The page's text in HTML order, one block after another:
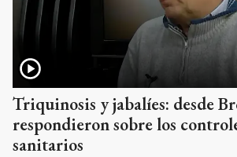
Triquinosis y jabalíes: desde
respondieron sobre los
sanitarios